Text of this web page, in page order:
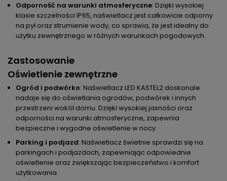
Odporność na warunki atmosferyczne: Dzięki wysokiej
klasie szczelności IP65, naświetlacz jest całkowicie odporny
na pył oraz strumienie wody, co sprawia, że jest idealny do
użytku zewnętrznego w różnych warunkach pogodowych.
Zastosowanie
Oświetlenie zewnętrzne
Ogród i podwórko: Naświetlacz LED KASTEL2 doskonale
nadaje się do oświetlania ogrodów, podwórek i innych
przestrzeni wokół domu. Dzięki wysokiej jasności oraz
odporności na warunki atmosferyczne, zapewnia
bezpieczne i wygodne oświetlenie w nocy.
Parking i podjazd: Naświetlacz świetnie sprawdzi się na
parkingach i podjazdach, zapewniając odpowiednie
oświetlenie oraz zwiększając bezpieczeństwo i komfort
użytkowania.